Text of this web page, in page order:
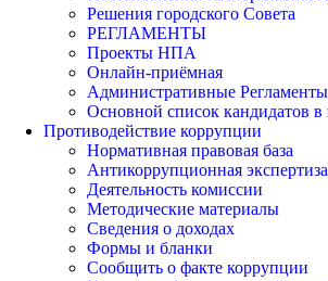
Решения городского Совета
РЕГЛАМЕНТЫ
Проекты НПА
Онлайн-приёмная
Административные Регламенты
Основной список кандидатов в
Противодействие коррупции
Нормативная правовая база
Антикоррупционная экспертиза
Деятельность комиссии
Методические материалы
Сведения о доходах
Формы и бланки
Сообщить о факте коррупции